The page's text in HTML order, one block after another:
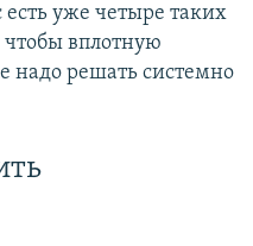
есть уже четыре таких
чтобы вплотную
надо решать системно